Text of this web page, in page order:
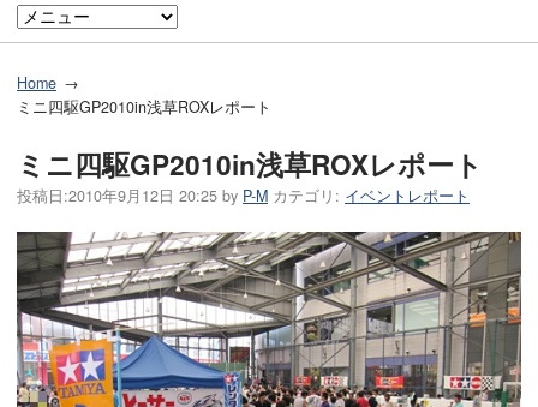
Home
ミニ四駆GP2010in浅草ROXレポート
ミニ四駆GP2010in浅草ROXレポート
投稿日:2010年9月12日 20:25 by P-M カテゴリ: イベントレポート